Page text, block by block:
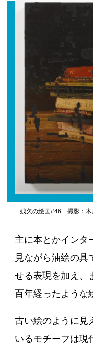
残欠の絵画#46 撮影：木
主に本とかインタ
見ながら油絵の具
せる表現を加え、
百年経ったような
古い絵のように見
いるモチーフは現